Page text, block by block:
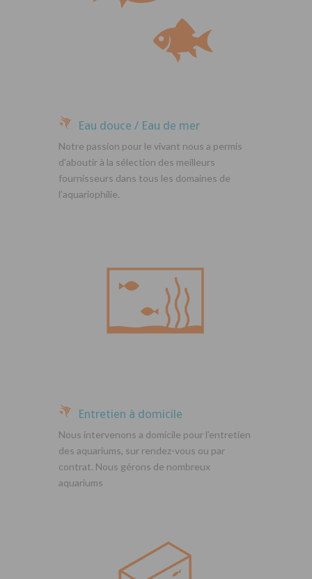
Eau douce / Eau de mer
Notre passion pour le vivant nous a permis
d’aboutir à la sélection des meilleurs
fournisseurs dans tous les domaines de
l’aquariophilie.
Entretien à domicile
Nous intervenons a domicile pour l’entretien
des aquariums, sur rendez-vous ou par
contrat. Nous gérons de nombreux
aquariums